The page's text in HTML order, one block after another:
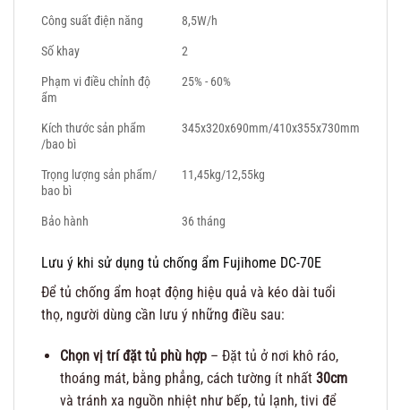
Công suất điện năng
8,5W/h
Số khay
2
Phạm vi điều chỉnh độ
ẩm
25% - 60%
Kích thước sản phẩm
/bao bì
345x320x690mm/410x355x730mm
Trọng lượng sản phẩm/
bao bì
11,45kg/12,55kg
Bảo hành 36 tháng
Lưu ý khi sử dụng tủ chống ẩm Fujihome DC-70E
Để tủ chống ẩm hoạt động hiệu quả và kéo dài tuổi
thọ, người dùng cần lưu ý những điều sau:
Chọn vị trí đặt tủ phù hợp– Đặt tủ ở nơi khô ráo,
thoáng mát, bằng phẳng, cách tường ít nhất 30cm
và tránh xa nguồn nhiệt như bếp, tủ lạnh, tivi để